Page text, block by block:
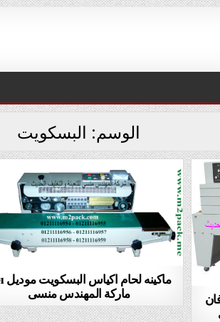
الوسم: البسكويت
ماركة المهندس منسى